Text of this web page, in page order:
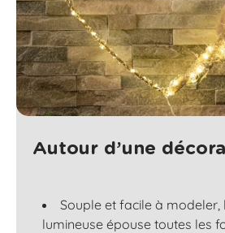
Autour d’une
Souple et facile à
lumineuse épouse toutes les